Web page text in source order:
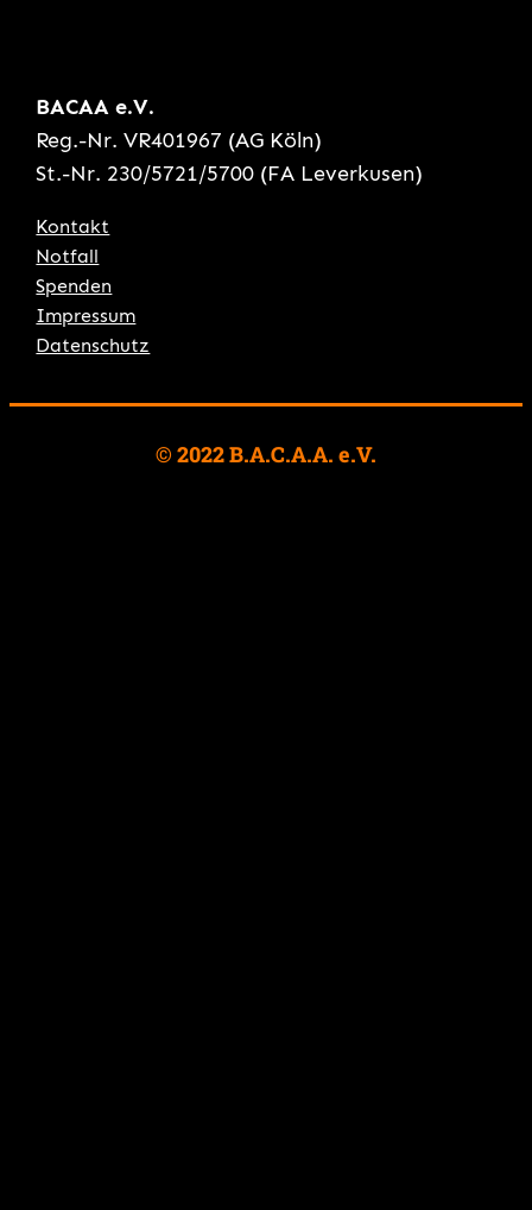
BACAA e.V.
Reg.-Nr. VR401967 (AG Köln)
St.-Nr. 230/5721/5700 (FA Leverkusen)
Kontakt
Notfall
Spenden
Impressum
Datenschutz
© 2022 B.A.C.A.A. e.V.